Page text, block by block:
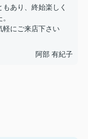
あり、終始楽しく
軽にご来店下さい
阿部 有紀子